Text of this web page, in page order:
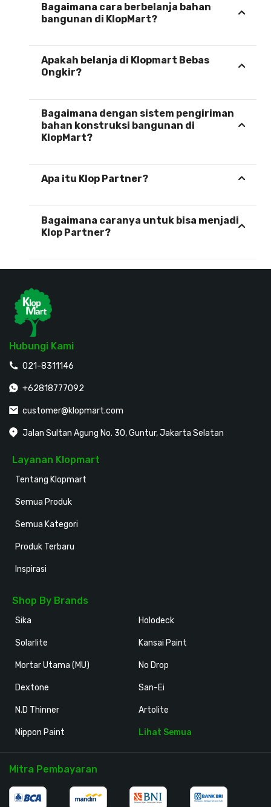
Bagaimana cara berbelanja bahan
bangunan di KlopMart?
Apakah belanja di Klopmart Bebas
Ongkir?
Bagaimana dengan sistem pengiriman
bahan konstruksi bangunan di
KlopMart?
Apa itu Klop Partner?
Bagaimana caranya untuk bisa menjadi
Klop Partner?
Hubungi Kami
021-8311146
+62818777092
customer@klopmart.com
Jalan Sultan Agung No. 30, Guntur, Jakarta Selatan
Layanan Klopmart
Tentang Klopmart
Semua Produk
Semua Kategori
Produk Terbaru
Inspirasi
Shop By Brands
Sika
Solarlite
Mortar Utama (MU)
Dextone
N.D Thinner
Nippon Paint
Holodeck
Kansai Paint
No Drop
San-Ei
Artolite
Lihat Semua
Mitra Pembayaran